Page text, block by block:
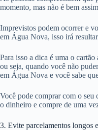
momento, mas não é bem
Imprevistos podem ocorrer e
em Água Nova, isso irá
Para isso a dica é uma o
ou seja, quando você não
em Água Nova e você sabe
Você pode comprar com o seu
o dinheiro e compre de uma
3. Evite parcelamentos longos